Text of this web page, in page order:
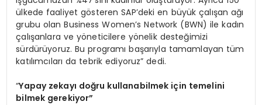
ülkede faaliyet gösteren SAP’deki en büyük çalışan ağı
grubu olan Business Women’s Network (BWN) ile kadın
çalışanlara ve yöneticilere yönelik desteğimizi
sürdürüyoruz. Bu programı başarıyla tamamlayan tüm
katılımcıları da tebrik ediyoruz” dedi.
“Yapay zekayı doğru kullanabilmek için temelini
bilmek gerekiyor”